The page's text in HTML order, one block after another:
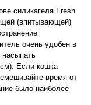
силикагеля Fresh
(впитывающей)
очень удобен в
насыпать
Если кошка
время от
было наиболее